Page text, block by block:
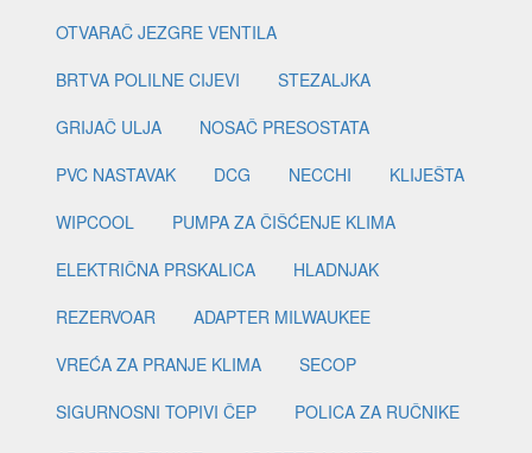
OTVARAČ JEZGRE VENTILA
BRTVA POLILNE CIJEVI
STEZALJKA
GRIJAČ ULJA
NOSAČ PRESOSTATA
PVC NASTAVAK
DCG NECCHI
KLIJEŠTA
WIPCOOL
PUMPA ZA ČIŠĆENJE KLIMA
ELEKTRIČNA PRSKALICA
HLADNJAK
REZERVOAR
ADAPTER MILWAUKEE
VREĆA ZA PRANJE KLIMA
SECOP
SIGURNOSNI TOPIVI ČEP
POLICA ZA RUČNIKE